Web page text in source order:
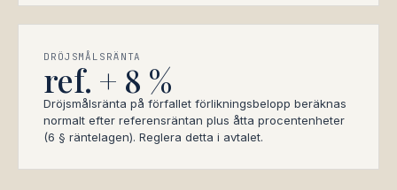
DRÖJSMÅLSRÄNTA
ref. + 8 %
Dröjsmålsränta på förfallet förlikningsbelopp beräknas
normalt efter referensräntan plus åtta procentenheter
(6 § räntelagen). Reglera detta i avtalet.